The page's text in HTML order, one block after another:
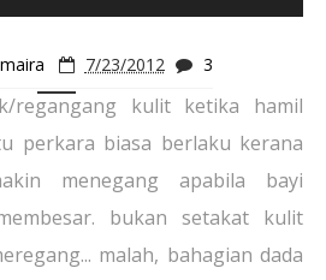
7/23/2012 3
regangang kulit ketika hamil
perkara biasa berlaku kerana
menegang apabila bayi
bukan setakat kulit
malah, bahagian dada